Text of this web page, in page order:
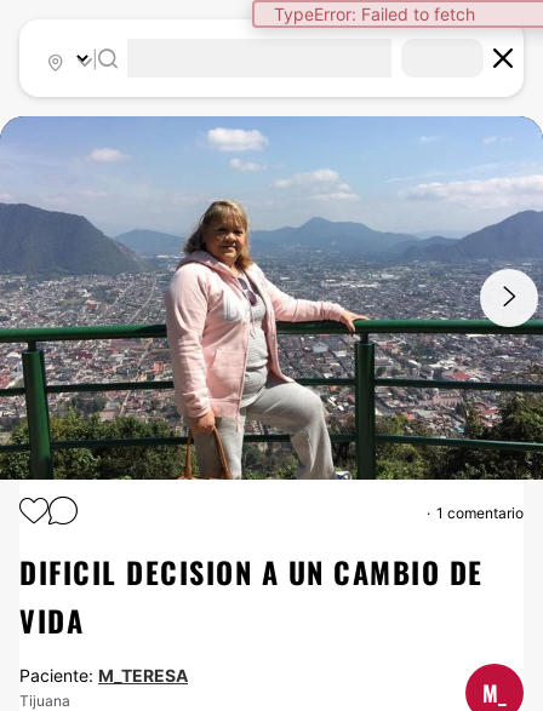
MANGA GÁSTRICA
1 comentario
DIFICIL DECISION A UN CAMBIO DE
VIDA
Paciente: M_TERESA
Tijuana M_